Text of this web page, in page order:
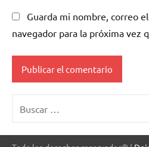
Guarda mi nombre, correo
navegador para la próxima vez